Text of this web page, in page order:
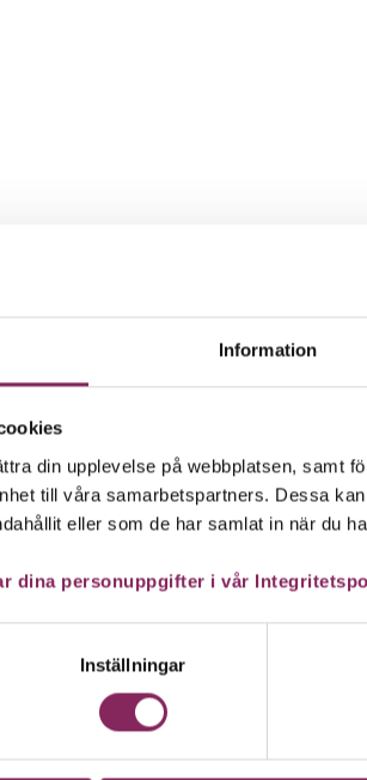
Information
din upplevelse på webbplatsen, samt
till våra samarbetspartners. Dessa
eller som de har samlat in när du
dina personuppgifter i vår
Inställningar
ingefära, 4 % citron och fläderarom.
RÅ Ingefärashot med fläder innehåller
I våra små shotflaskor tillsätter vi